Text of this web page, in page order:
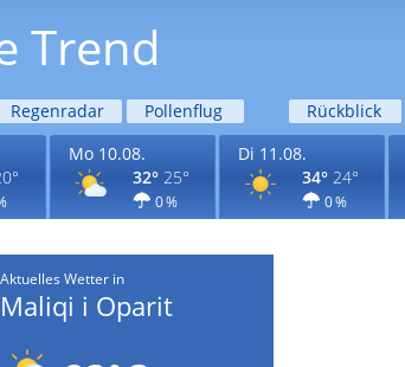
Trend
Regenradar Pollenflug
Rückblick
Mo 10.08.
32° 25°
0 %
Di 11.08.
34° 24°
0 %
Aktuelles Wetter in
Maliqi i Oparit